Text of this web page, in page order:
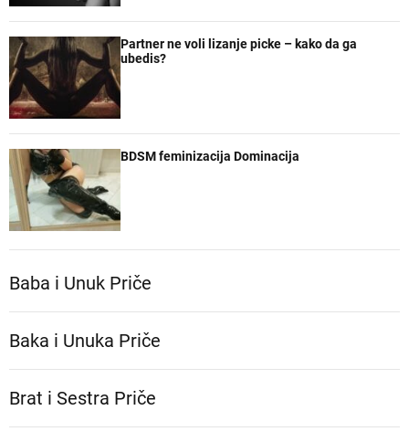
Partner ne voli lizanje picke – kako da ga
ubedis?
BDSM feminizacija Dominacija
Baba i Unuk Priče
Baka i Unuka Pričе
Brat i Sestra Priče